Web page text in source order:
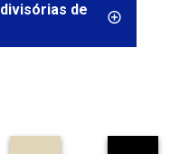
divisórias de